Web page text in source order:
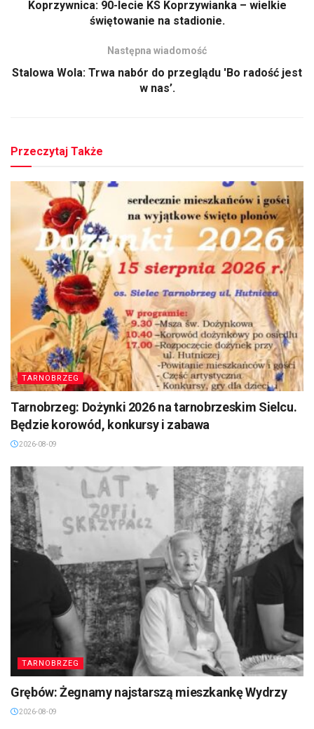
Koprzywnica: 90-lecie KS Koprzywianka – wielkie
świętowanie na stadionie.
Następna wiadomość
Stalowa Wola: Trwa nabór do przeglądu 'Bo radość jest
w nas’.
Przeczytaj Także
TARNOBRZEG
Tarnobrzeg: Dożynki 2026 na tarnobrzeskim Sielcu.
Będzie korowód, konkursy i zabawa
2026-08-09
TARNOBRZEG
Grębów: Żegnamy najstarszą mieszkankę Wydrzy
2026-08-09